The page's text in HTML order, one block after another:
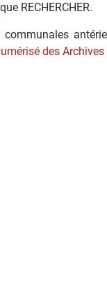
RECHERCHER.
communales
des